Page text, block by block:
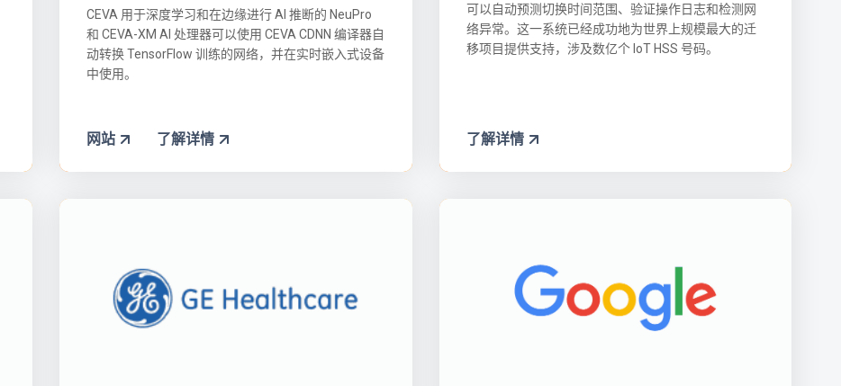
CEVA 用于深度学习和在边缘进行 AI 推断的 NeuPro
和 CEVA-XM AI 处理器可以使用 CEVA CDNN 编译器自
动转换 TensorFlow 训练的网络，并在实时嵌入式设备
中使用。
网站 了解详情
可以自动预测切换时间范围、验证操作日志和检测网
络异常。这一系统已经成功地为世界上规模最大的迁
移项目提供支持，涉及数亿个 IoT HSS 号码。
了解详情